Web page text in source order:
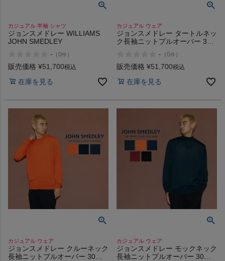
カジュアル 半袖 シャツ
ジョンスメドレー WILLIAMS
JOHN SMEDLEY
- （0件 ）
販売価格 ¥51,700税込
在庫を見る
カジュアル ウェア
ジョンスメドレー タートルネッ
ク長袖ニットプルオーバー 30
- （0件 ）
販売価格 ¥51,700税込
在庫を見る
カジュアル ウェア
ジョンスメドレー クルーネック
長袖ニットプルオーバー 30ゲ
カジュアル ウェア
ジョンスメドレー モックネック
長袖ニットプルオーバー 30ゲ